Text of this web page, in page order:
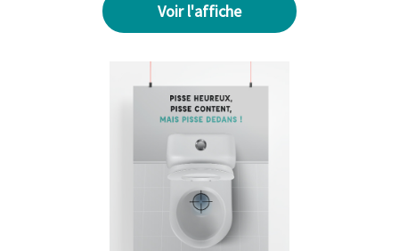
Voir l'affiche